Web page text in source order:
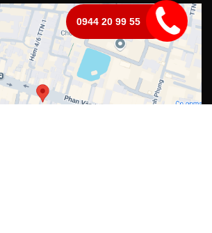
0944 20 99 55